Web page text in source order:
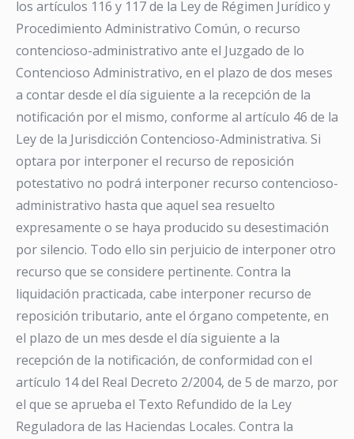
los artículos 116 y 117 de la Ley de Régimen Jurídico y
Procedimiento Administrativo Común, o recurso
contencioso-administrativo ante el Juzgado de lo
Contencioso Administrativo, en el plazo de dos meses
a contar desde el día siguiente a la recepción de la
notificación por el mismo, conforme al artículo 46 de la
Ley de la Jurisdicción Contencioso-Administrativa. Si
optara por interponer el recurso de reposición
potestativo no podrá interponer recurso contencioso-
administrativo hasta que aquel sea resuelto
expresamente o se haya producido su desestimación
por silencio. Todo ello sin perjuicio de interponer otro
recurso que se considere pertinente. Contra la
liquidación practicada, cabe interponer recurso de
reposición tributario, ante el órgano competente, en
el plazo de un mes desde el día siguiente a la
recepción de la notificación, de conformidad con el
artículo 14 del Real Decreto 2/2004, de 5 de marzo, por
el que se aprueba el Texto Refundido de la Ley
Reguladora de las Haciendas Locales. Contra la